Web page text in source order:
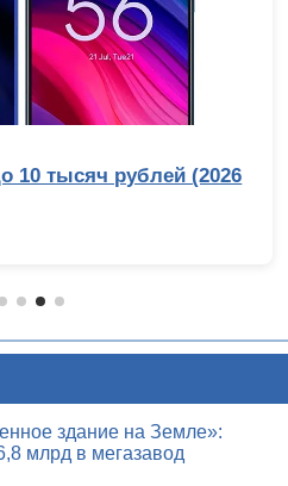
флагманских
здание на Земле»:
млрд в мегазавод